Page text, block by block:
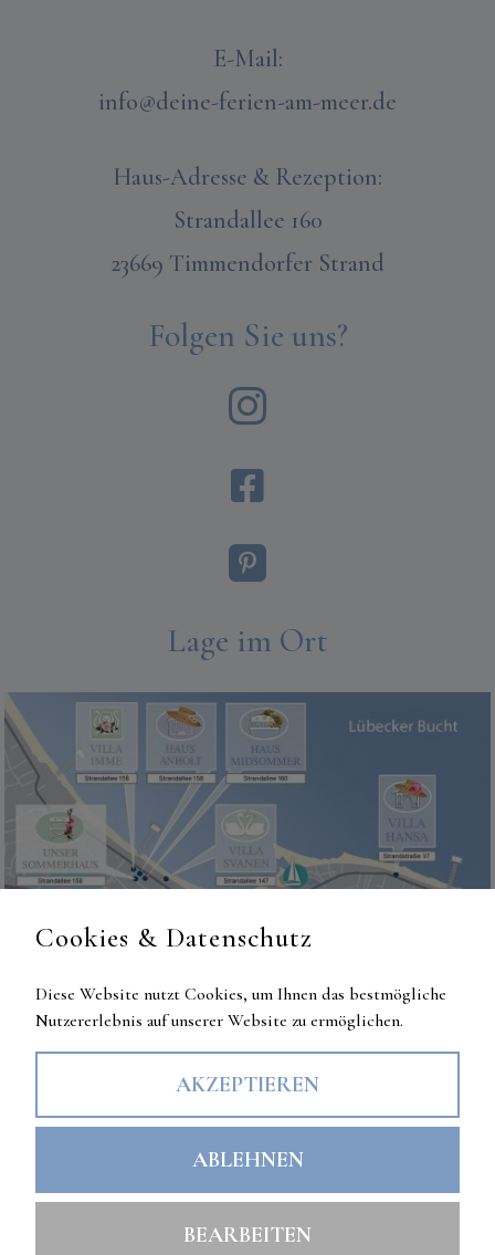
E-Mail:
info@deine-ferien-am-meer.de
Haus-Adresse & Rezeption:
Strandallee 160
23669 Timmendorfer Strand
Folgen Sie uns?



Lage im Ort
Rechtliches
Impressum
Cookies & Datenschutz
Diese Website nutzt Cookies, um Ihnen das bestmögliche
Nutzererlebnis auf unserer Website zu ermöglichen.
AKZEPTIEREN
ABLEHNEN
BEARBEITEN